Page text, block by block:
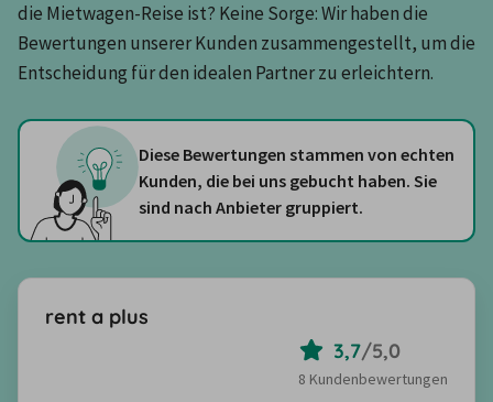
die Mietwagen-Reise ist? Keine Sorge: Wir haben die
Bewertungen unserer Kunden zusammengestellt, um die
Entscheidung für den idealen Partner zu erleichtern.
Diese Bewertungen stammen von echten
Kunden, die bei uns gebucht haben. Sie
sind nach Anbieter gruppiert.
rent a plus
3,7/5,0
8 Kundenbewertungen